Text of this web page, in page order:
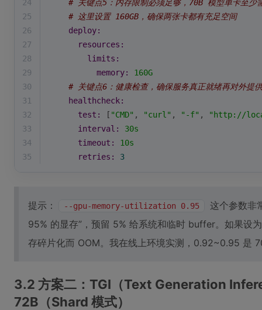
24
# 关键点5：内存限制必须足够，70B 模型单卡至少
25
# 这里设置 160GB，确保两张卡都有充足空间
26
deploy:
27
resources:
28
limits:
29
memory:
160G
30
# 关键点6：健康检查，确保服务真正就绪再对外提
31
healthcheck:
32
test: [ "CMD" , "curl" , "-f" ,
"http://
33
interval:
30s
34
timeout:
10s
35
retries: 3
提示： --gpu-memory-utilization 0.95
这个参数非
95% 的显存”，预留 5% 给系统和临时 buffer。如果设
存碎片化而 OOM。我在线上环境实测，0.92~0.95 是
3.2 方案二：TGI（Text Generation
72B（Shard 模式）